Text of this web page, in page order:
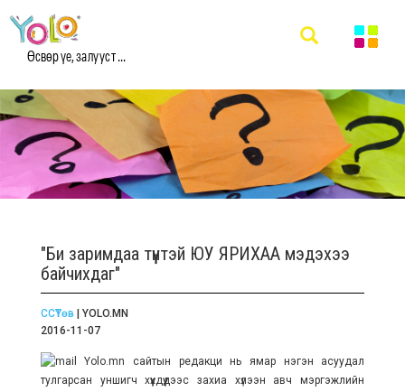
Өсвөр үе, залууст ...
"Би заримдаа түүнтэй ЮУ ЯРИХАА мэдэхээ
байчихдаг"
ССҮТөв | YOLO.MN
2016-11-07
Yolo.mn сайтын редакци нь ямар нэгэн асуудал
тулгарсан уншигч хүүхдүүдээс захиа хүлээн авч мэргэжлийн